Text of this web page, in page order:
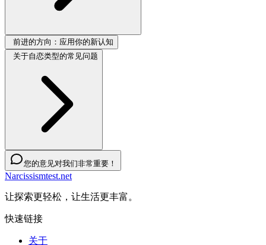
前进的方向：应用你的新认知
关于自恋类型的常见问题
您的意见对我们非常重要！
Narcissismtest.net
让探索更轻松，让生活更丰富。
快速链接
关于